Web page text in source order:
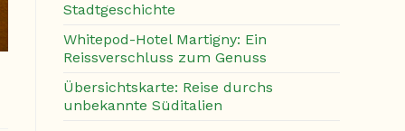
Stadtgeschichte
Whitepod-Hotel Martigny: Ein
Reissverschluss zum Genuss
Übersichtskarte: Reise durchs
unbekannte Süditalien